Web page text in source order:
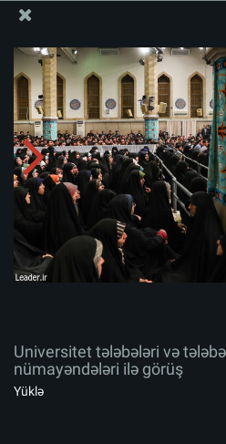
Universitet tələbələri və tələbə
nümayəndələri ilə görüş
Universitet tələbələri və
nümayəndələri ilə görüş
Yüklə